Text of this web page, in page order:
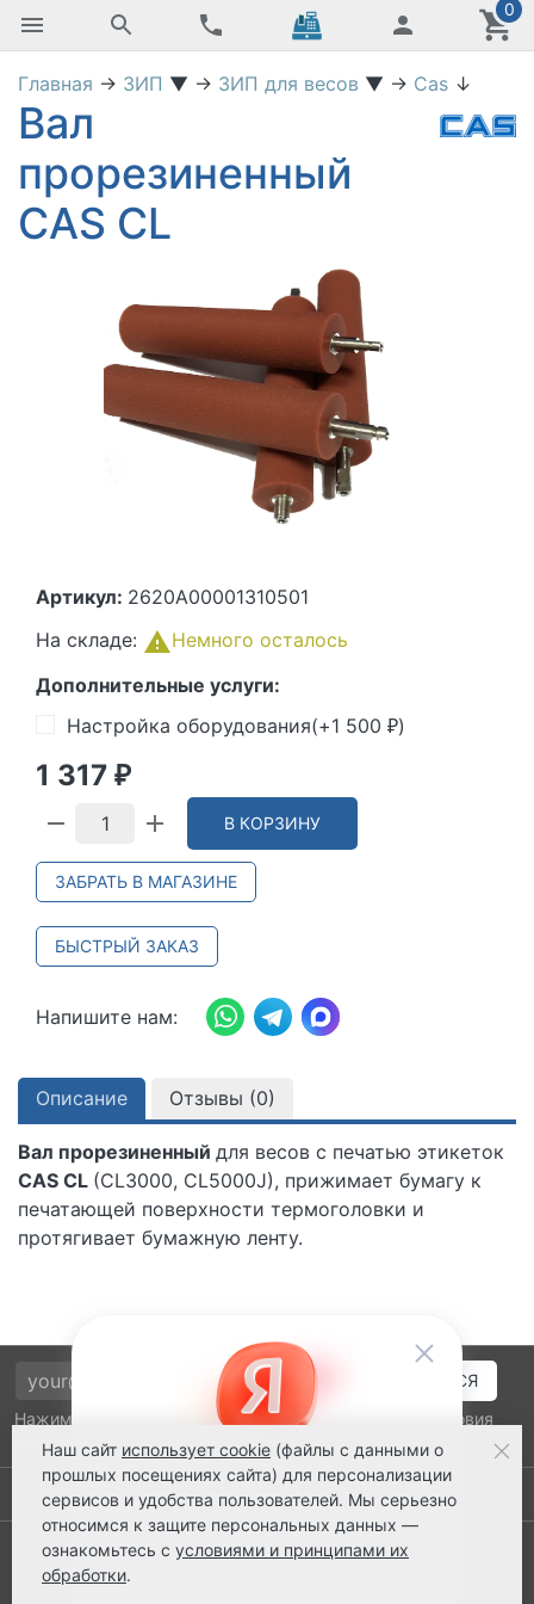
0
Главная → ЗИП ▼ → ЗИП для весов ▼ → Cas ↓
Вал
прорезиненный
CAS CL
Артикул: 2620A00001310501
На складе:
Немного осталось
Дополнительные услуги:
Настройка оборудования(+1 500 ₽)
1 317 ₽
В КОРЗИНУ
ЗАБРАТЬ В МАГАЗИНЕ
БЫСТРЫЙ ЗАКАЗ
Напишите нам:
Описание Отзывы (0)
Вал прорезиненный для весов с печатью этикеток
CAS CL (CL3000, CL5000J), прижимает бумагу к
печатающей поверхности термоголовки и
протягивает бумажную ленту.
Нажимая на кнопку подтверждения, я принимаю условия
политики обработки персональных данных
Выполнено заказов: 52485
8 800 2018-054
Наш сайт использует cookie (файлы с данными о
прошлых посещениях сайта) для персонализации
сервисов и удобства пользователей. Мы серьезно
относимся к защите персональных данных —
ознакомьтесь с условиями и принципами их
обработки.